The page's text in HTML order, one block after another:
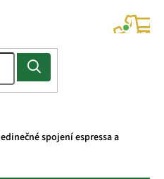
spojení espressa a